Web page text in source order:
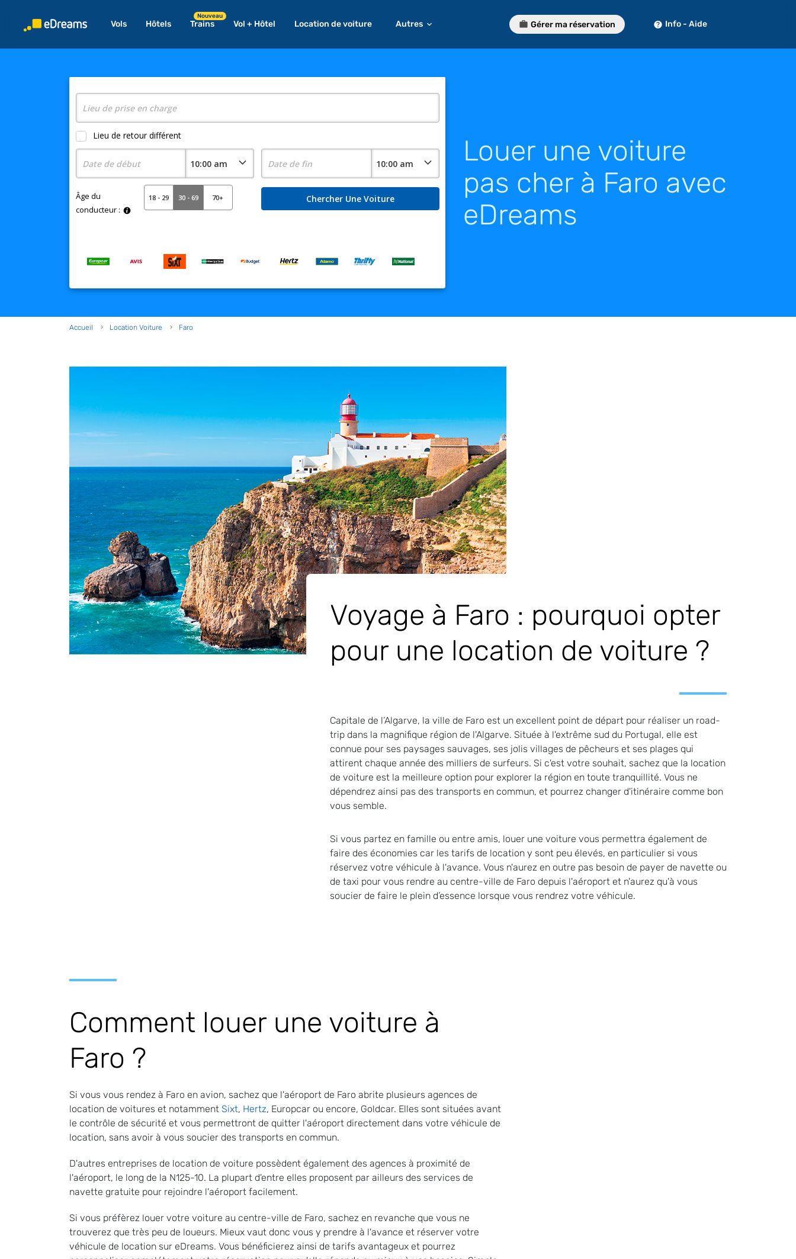
Vols Hôtels Trains
Nouveau
Vol + Hôtel Location de voiture Autres Gérer ma réservation Info - Aide
Louer une voiture
pas cher à Faro avec
eDreams
Accueil Location Voiture Faro
Voyage à Faro : pourquoi opter
pour une location de voiture ?
Capitale de l’Algarve, la ville de Faro est un excellent point de départ pour réaliser un road-
trip dans la magnifique région de l'Algarve. Située à l'extrême sud du Portugal, elle est
connue pour ses paysages sauvages, ses jolis villages de pêcheurs et ses plages qui
attirent chaque année des milliers de surfeurs. Si c'est votre souhait, sachez que la location
de voiture est la meilleure option pour explorer la région en toute tranquillité. Vous ne
dépendrez ainsi pas des transports en commun, et pourrez changer d'itinéraire comme bon
vous semble.
Si vous partez en famille ou entre amis, louer une voiture vous permettra également de
faire des économies car les tarifs de location y sont peu élevés, en particulier si vous
réservez votre véhicule à l'avance. Vous n'aurez en outre pas besoin de payer de navette ou
de taxi pour vous rendre au centre-ville de Faro depuis l'aéroport et n'aurez qu'à vous
soucier de faire le plein d’essence lorsque vous rendrez votre véhicule.
Comment louer une voiture à
Faro ?
Si vous vous rendez à Faro en avion, sachez que l'aéroport de Faro abrite plusieurs agences de
location de voitures et notamment Sixt, Hertz, Europcar ou encore, Goldcar. Elles sont situées avant
le contrôle de sécurité et vous permettront de quitter l'aéroport directement dans votre véhicule de
location, sans avoir à vous soucier des transports en commun.
D'autres entreprises de location de voiture possèdent également des agences à proximité de
l'aéroport, le long de la N125-10. La plupart d'entre elles proposent par ailleurs des services de
navette gratuite pour rejoindre l'aéroport facilement.
Si vous préfèrez louer votre voiture au centre-ville de Faro, sachez en revanche que vous ne
trouverez que très peu de loueurs. Mieux vaut donc vous y prendre à l'avance et réserver votre
véhicule de location sur eDreams. Vous bénéficierez ainsi de tarifs avantageux et pourrez